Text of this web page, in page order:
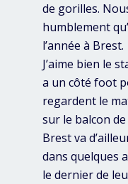
de gorilles.
humblement
l’année à Brest.
J’aime bien le
a un côté foot
regardent le
sur le balcon
Brest va
dans quelques
le dernier de